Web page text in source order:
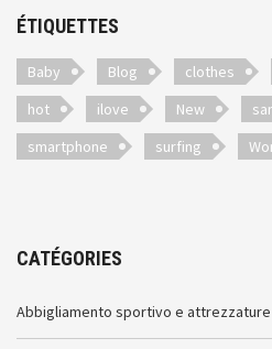
ÉTIQUETTES
Baby Blog clothes
hot
ilove New
smartphone
surfing
CATÉGORIES
Abbigliamento sportivo e attrezzature